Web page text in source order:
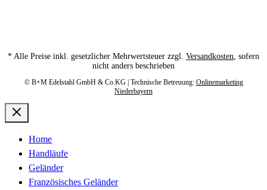
* Alle Preise inkl. gesetzlicher Mehrwertsteuer zzgl. Versandkosten , sofern
nicht anders beschrieben
© B+M Edelstahl GmbH & Co.KG | Technische Betreuung: Onlinemarketing
Niederbayern
Home
Handläufe
Geländer
Französisches Geländer